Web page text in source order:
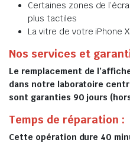
Certaines zones de
plus tactiles
La vitre de votre iPhone
Nos services et
Le remplacement de
dans notre laboratoire
sont garanties 90 jours
Temps de réparation :
Cette opération dure 40